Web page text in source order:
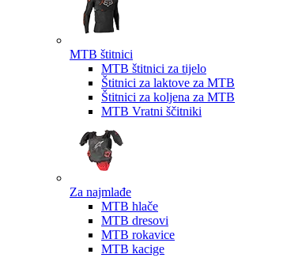
MTB štitnici
MTB štitnici za tijelo
Štitnici za laktove za MTB
Štitnici za koljena za MTB
MTB Vratni ščitniki
Za najmlađe
MTB hlače
MTB dresovi
MTB rokavice
MTB kacige